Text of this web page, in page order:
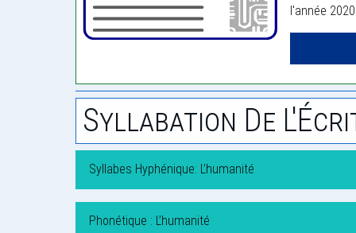
l'année 2020.
Syllabation De
Syllabes Hyphénique: L’humanité
Phonétique : L’humanité